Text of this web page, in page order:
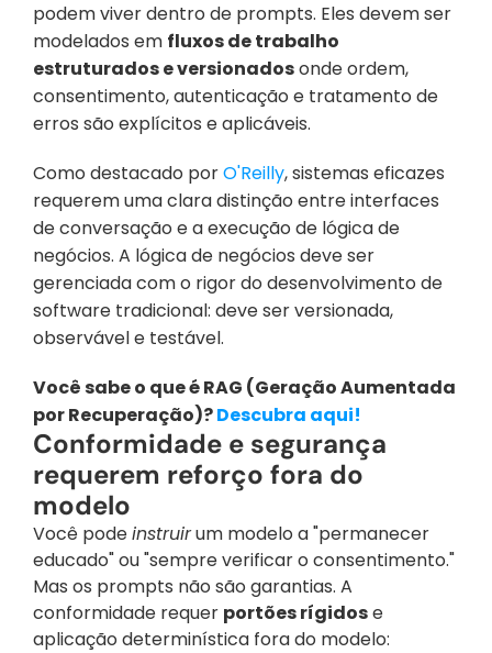
podem viver dentro de prompts. Eles devem ser
modelados em fluxos de trabalho
estruturados e versionados onde ordem,
consentimento, autenticação e tratamento de
erros são explícitos e aplicáveis.
Como destacado por O'Reilly, sistemas eficazes
requerem uma clara distinção entre interfaces
de conversação e a execução de lógica de
negócios. A lógica de negócios deve ser
gerenciada com o rigor do desenvolvimento de
software tradicional: deve ser versionada,
observável e testável.
Você sabe o que é RAG (Geração Aumentada
por Recuperação)? Descubra aqui!
Conformidade e segurança
requerem reforço fora do
modelo
Você pode instruir um modelo a "permanecer
educado" ou "sempre verificar o consentimento."
Mas os prompts não são garantias. A
conformidade requer portões rígidos e
aplicação determinística fora do modelo: